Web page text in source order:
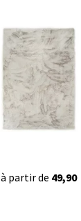
à partir de 49,90